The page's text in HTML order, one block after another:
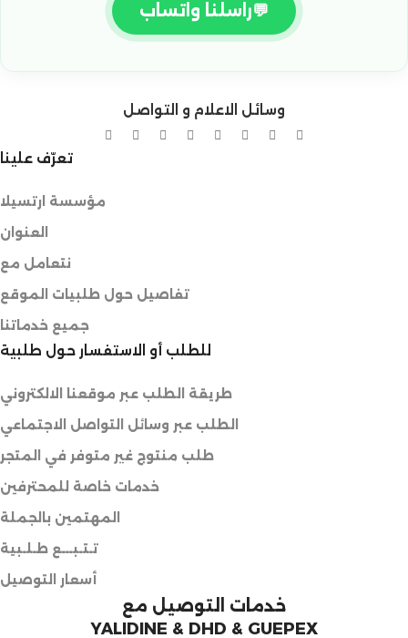
💬راسلنا واتساب
وسائل الاعلام و التواصل
تعرّف علينا
مؤسسة ارتسيلا
العنوان
نتعامل مع
تفاصيل حول طلبيات الموقع
جميع خدماتنا
للطلب أو الاستفسار حول طلبية
طريقة الطلب عبر موقعنا الالكتروني
الطلب عبر وسائل التواصل الاجتماعي
طلب منتوج غير متوفر في المتجر
خدمات خاصة للمحترفين
المهتمين بالجملة
تـتـبـــع طـلـبية
أسعار التوصيل
خدمات التوصيل مع
YALIDINE & DHD & GUEPEX